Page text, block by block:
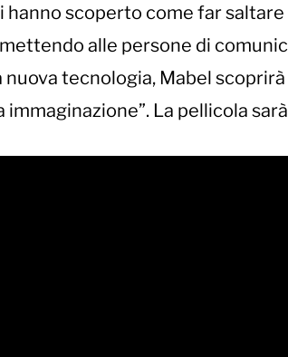
hanno scoperto come far
alle persone di
nuova tecnologia, Mabel
immaginazione”. La pellicola